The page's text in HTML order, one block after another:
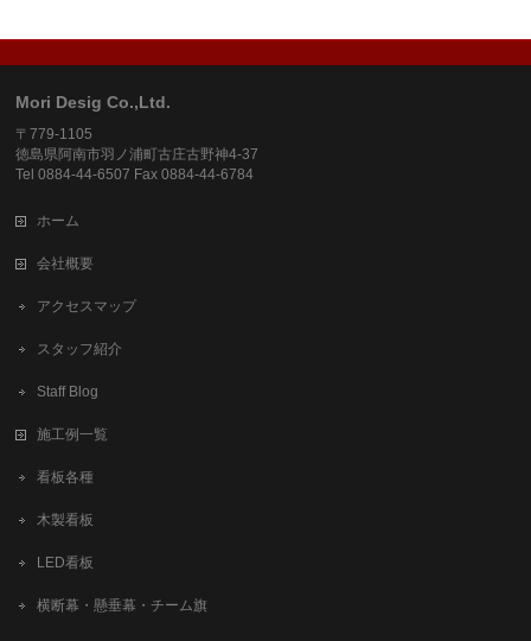
Mori Desig Co.,Ltd.
〒779-1105
徳島県阿南市羽ノ浦町古庄古野神4-37
Tel 0884-44-6507 Fax 0884-44-6784
ホーム
会社概要
アクセスマップ
スタッフ紹介
Staff Blog
施工例一覧
看板各種
木製看板
LED看板
横断幕・懸垂幕・チーム旗